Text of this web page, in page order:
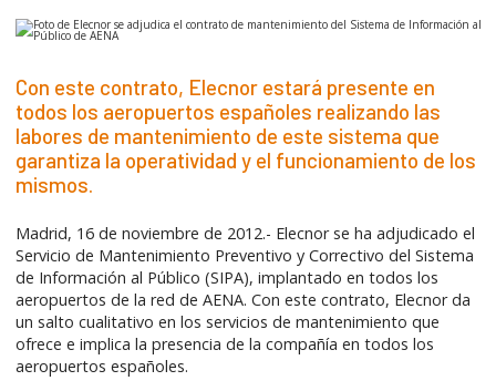
Con este contrato, Elecnor estará presente en
todos los aeropuertos españoles realizando las
labores de mantenimiento de este sistema que
garantiza la operatividad y el funcionamiento de los
mismos.
Madrid, 16 de noviembre de 2012.- Elecnor se ha adjudicado el
Servicio de Mantenimiento Preventivo y Correctivo del Sistema
de Información al Público (SIPA), implantado en todos los
aeropuertos de la red de AENA. Con este contrato, Elecnor da
un salto cualitativo en los servicios de mantenimiento que
ofrece e implica la presencia de la compañía en todos los
aeropuertos españoles.